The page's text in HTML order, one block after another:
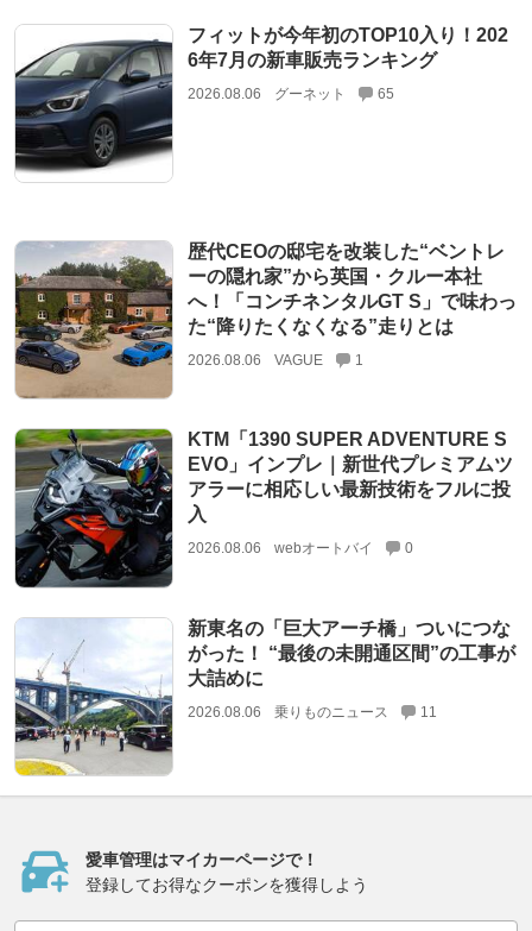
フィットが今年初のTOP10入り！202
6年7月の新車販売ランキング
2026.08.06 グーネット 65
歴代CEOの邸宅を改装した“ベントレ
ーの隠れ家”から英国・クルー本社
へ！「コンチネンタルGT S」で味わっ
た“降りたくなくなる”走りとは
2026.08.06 VAGUE 1
KTM「1390 SUPER ADVENTURE S
EVO」インプレ｜新世代プレミアムツ
アラーに相応しい最新技術をフルに投
入
2026.08.06 webオートバイ 0
新東名の「巨大アーチ橋」ついにつな
がった！ “最後の未開通区間”の工事が
大詰めに
2026.08.06 乗りものニュース 11
愛車管理はマイカーページで！
登録してお得なクーポンを獲得しよう